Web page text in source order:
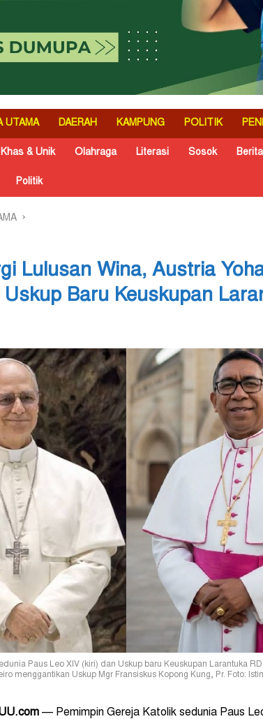
UTAMA DAERAH KAMPUNG POLITIK
Khas & Unik Olahraga Literasi Sosok
Politik
Lulusan Wina, Austria
Baru Keuskupan
Paus Leo XIV (kiri) dan Uskup baru Keuskupan Larantuka
menggantikan Uskup Mgr Fransiskus Kopong Kung, Pr. Foto:
— Pemimpin Gereja Katolik sedunia Paus